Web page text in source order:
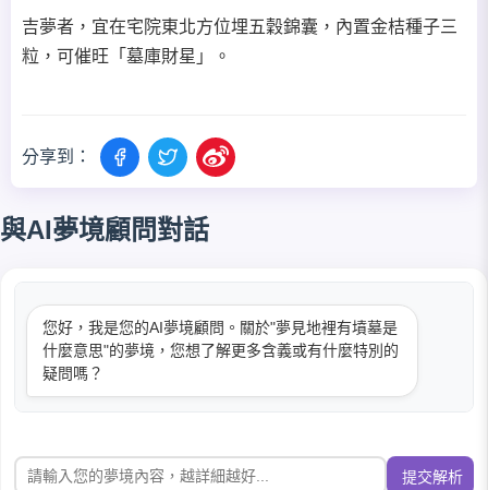
吉夢者，宜在宅院東北方位埋五穀錦囊，內置金桔種子三
粒，可催旺「墓庫財星」。
分享到：
與AI夢境顧問對話
您好，我是您的AI夢境顧問。關於"夢見地裡有墳墓是
什麼意思"的夢境，您想了解更多含義或有什麼特別的
疑問嗎？
提交解析